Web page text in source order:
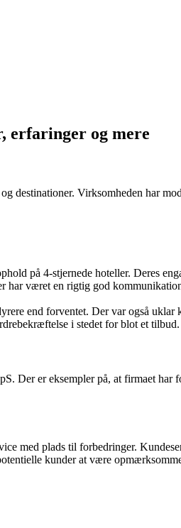
erfaringer og mere
Virksomheden har
på 4-stjernede hoteller. Deres
har været en rigtig god
end forventet. Der var også
i stedet for blot et
Der er eksempler på, at firmaet
med plads til forbedringer.
kunder at være